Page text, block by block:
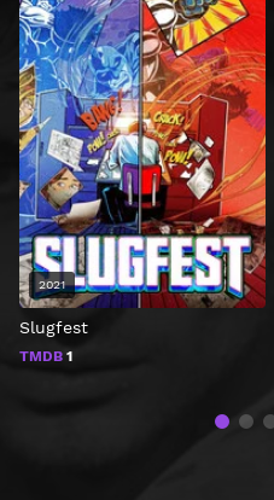
Slugfest
TMDB 1
2021